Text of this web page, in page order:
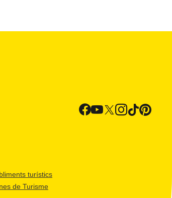
turístics
de Turisme